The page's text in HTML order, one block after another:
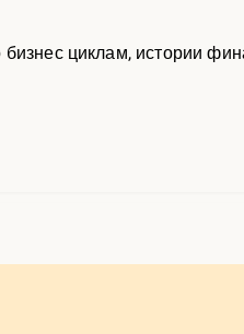
циклам, истории